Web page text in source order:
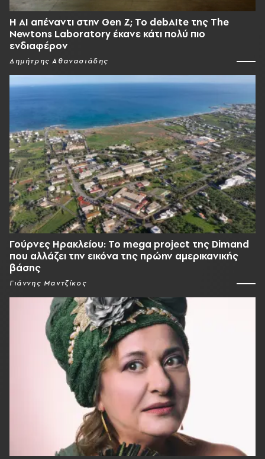
Η AI απέναντι στην Gen Z; Το debAIte της The
Newtons Laboratory έκανε κάτι πολύ πιο
ενδιαφέρον
Δημήτρης Αθανασιάδης
Γούρνες Ηρακλείου: To mega project της Dimand
που αλλάζει την εικόνα της πρώην αμερικανικής
βάσης
Γιάννης Μαντζίκος